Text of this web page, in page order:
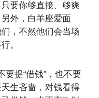
要你够直接、够爽
外，白羊座爱面
，不然他们会当场
。
提“借钱”，也不要
生吝啬，对钱看得